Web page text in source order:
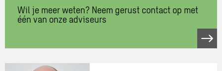
Wil je meer weten? Neem gerust contact op met
één van onze adviseurs
op